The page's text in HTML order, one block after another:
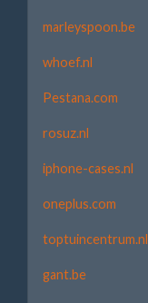
marleyspoon.be
whoef.nl
Pestana.com
rosuz.nl
iphone-cases.nl
oneplus.com
toptuincentrum.nl
gant.be